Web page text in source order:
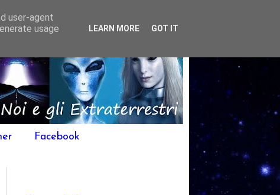
Facebook
user-agent
usage
LEARN MORE GOT IT